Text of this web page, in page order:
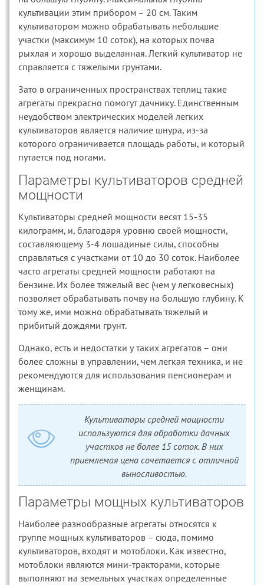
культивации этим прибором – 20 см. Таким
культиватором можно обрабатывать небольшие
участки (максимум 10 соток), на которых почва
рыхлая и хорошо выделанная. Легкий культиватор не
справляется с тяжелыми грунтами.
Зато в ограниченных пространствах теплиц такие
агрегаты прекрасно помогут дачнику. Единственным
неудобством электрических моделей легких
культиваторов является наличие шнура, из-за
которого ограничивается площадь работы, и который
путается под ногами.
Параметры культиваторов средней
мощности
Культиваторы средней мощности весят 15-35
килограмм, и, благодаря уровню своей мощности,
составляющему 3-4 лошадиные силы, способны
справляться с участками от 10 до 30 соток. Наиболее
часто агрегаты средней мощности работают на
бензине. Их более тяжелый вес (чем у легковесных)
позволяет обрабатывать почву на большую глубину. К
тому же, ими можно обрабатывать тяжелый и
прибитый дождями грунт.
Однако, есть и недостатки у таких агрегатов – они
более сложны в управлении, чем легкая техника, и не
рекомендуются для использования пенсионерам и
женщинам.
Культиваторы средней мощности
используются для обработки дачных
участков не более 15 соток. В них
приемлемая цена сочетается с отличной
выносливостью.
Параметры мощных культиваторов
Наиболее разнообразные агрегаты относятся к
группе мощных культиваторов – сюда, помимо
культиваторов, входят и мотоблоки. Как известно,
мотоблоки являются мини-тракторами, которые
выполняют на земельных участках определенные